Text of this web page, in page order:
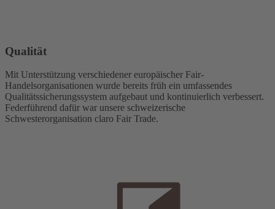
Qualität
Mit Unterstützung verschiedener europäischer Fair-
Handelsorganisationen wurde bereits früh ein umfassendes
Qualitätssicherungssystem aufgebaut und kontinuierlich verbessert.
Federführend dafür war unsere schweizerische
Schwesterorganisation claro Fair Trade.